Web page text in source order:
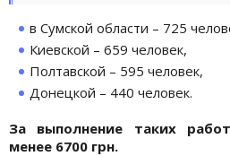
в Сумской области – 725
Киевской – 659 человек,
Полтавской – 595 человек,
Донецкой – 440 человек.
За выполнение таких
менее 6700 грн.